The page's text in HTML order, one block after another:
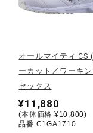
ワーキング
ウォーキ
オールマイティ CS
ーカット／ワーキ
セックス
¥11,880
(本体価格 ¥10,800)
品番 C1GA1710